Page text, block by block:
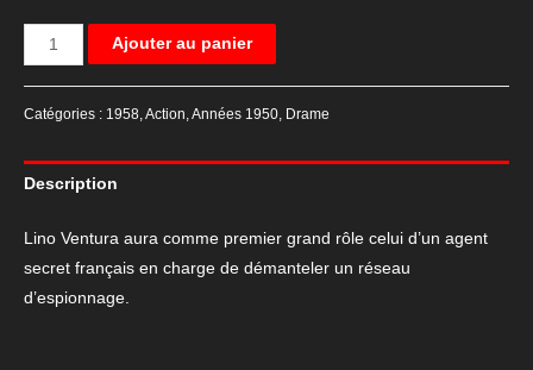
quantité
de
cinéma
du
"Le
gorille
vous
Ajouter au panier
Catégories : 1958,Action,Années 1950, Drame
Description
Lino Ventura aura comme premier grand rôle celui d’un agent
secret français en charge de démanteler un réseau
d’espionnage.